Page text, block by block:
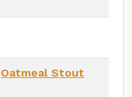
Oatmeal Stout